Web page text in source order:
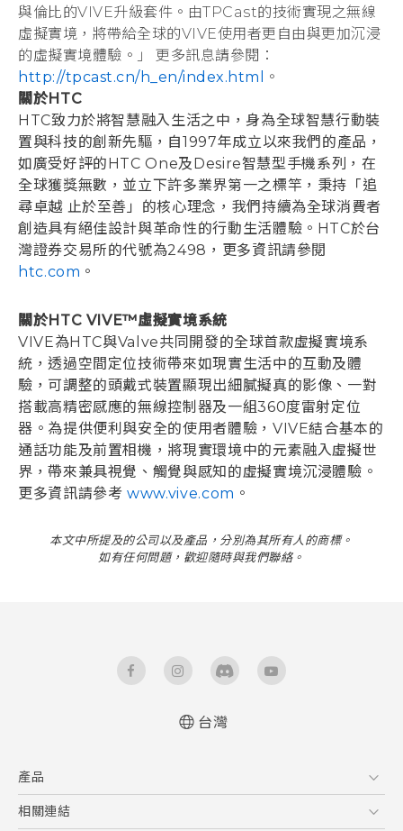
與倫比的VIVE升級套件。由TPCast的技術實現之無線
虛擬實境，將帶給全球的VIVE使用者更自由與更加沉浸
的虛擬實境體驗。」 更多訊息請參閱：
http://tpcast.cn/h_en/index.html
。
關於HTC
HTC致力於將智慧融入生活之中，身為全球智慧行動裝
置與科技的創新先驅，自1997年成立以來我們的產品，
如廣受好評的HTC One及Desire智慧型手機系列，在
全球獲獎無數，並立下許多業界第一之標竿，秉持「追
尋卓越 止於至善」的核心理念，我們持續為全球消費者
創造具有絕佳設計與革命性的行動生活體驗。HTC於台
灣證券交易所的代號為2498，更多資訊請參閱
htc.com 。
關於HTC VIVE™虛擬實境系統
VIVE為HTC與Valve共同開發的全球首款虛擬實境系
統，透過空間定位技術帶來如現實生活中的互動及體
驗，可調整的頭戴式裝置顯現出細膩擬真的影像、一對
搭載高精密感應的無線控制器及一組360度雷射定位
器。為提供便利與安全的使用者體驗，VIVE結合基本的
通話功能及前置相機，將現實環境中的元素融入虛擬世
界，帶來兼具視覺、觸覺與感知的虛擬實境沉浸體驗。
更多資訊請參考www.vive.com 。
本文中所提及的公司以及產品，分別為其所有人的商標。
如有任何問題，歡迎隨時與我們聯絡。
台灣
產品
5G
相關連結